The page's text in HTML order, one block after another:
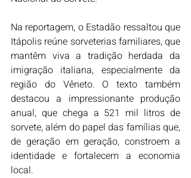
Na reportagem, o Estadão ressaltou que
Itápolis reúne sorveterias familiares, que
mantêm viva a tradição herdada da
imigração italiana, especialmente da
região do Vêneto. O texto também
destacou a impressionante produção
anual, que chega a 521 mil litros de
sorvete, além do papel das famílias que,
de geração em geração, constroem a
identidade e fortalecem a economia
local.